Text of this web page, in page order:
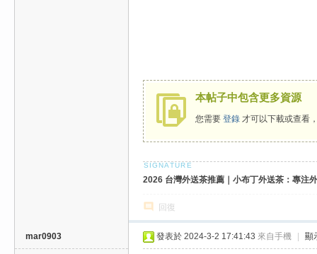
選
本帖子中包含更多資源
您需要 登錄 才可以下載或查看
2026 台灣外送茶推薦｜小布丁外送茶：專注
回復
mar0903 發表於 2024-3-2 17:41:43 來自手機 顯